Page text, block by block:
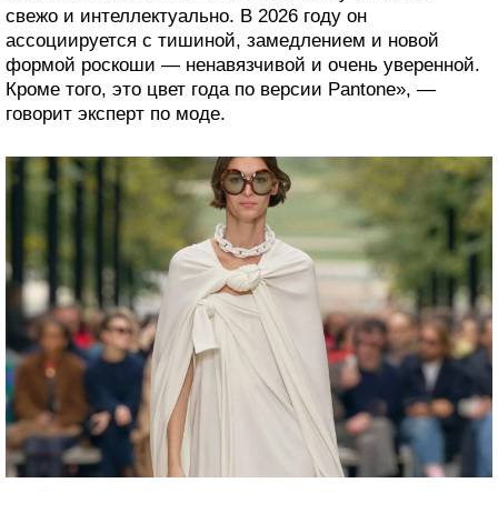
свежо и интеллектуально. В 2026 году он
ассоциируется с тишиной, замедлением и новой
формой роскоши — ненавязчивой и очень уверенной.
Кроме того, это цвет года по версии Pantone», —
говорит эксперт по моде.